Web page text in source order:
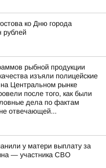
ко Дню города
рублей
рыбной продукции
изъяли полицейские
Центральном рынке
после того, как были
дела по фактам
отвечающей...
у матери выплату за
— участника СВО